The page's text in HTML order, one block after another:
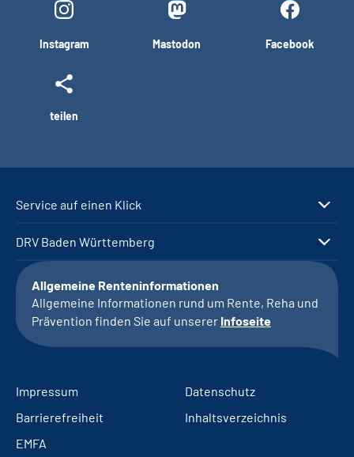
Instagram Mastodon Facebook
teilen
Service auf einen Klick
DRV Baden Württemberg
Allgemeine Renteninformationen
Allgemeine Informationen rund um Rente, Reha und
Prävention finden Sie auf unserer Infoseite
Impressum
Datenschutz
Barrierefreiheit
Inhaltsverzeichnis
EMFA